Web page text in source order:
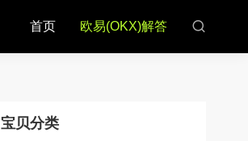
首页 欧易(OKX)解答
宝贝分类